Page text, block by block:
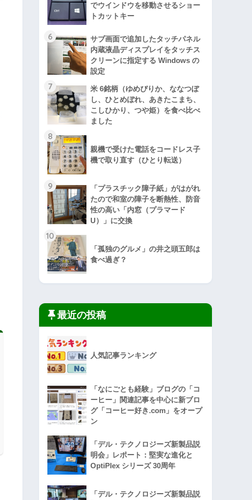
でウインドウを移動させるショー
トカットキー
6
サブ画面で追加したタッチパネル
内蔵液晶ディスプレイをタッチス
クリーンに指定する Windows の
設定
7
米 6銘柄（ゆめぴりか、ななつぼ
し、ひとめぼれ、あきたこまち、
こしひかり、つや姫）を食べ比べ
ました
8
親機で受けた電話をコードレス子
機で取り直す（ひとり転送）
9
「プラスチック障子紙」がはがれ
たので和室の障子を断熱性、防音
性の高い「内窓（プラマード
U）」に交換
10
「孤独のグルメ」の井之頭五郎は
食べ過ぎ？
最近の投稿
人気記事ランキング
「なにごとも経験」ブログの「コ
ーヒー」関連記事を中心に新ブロ
グ「コーヒー好き.com」をオープ
ン
「デル・テクノロジーズ新製品説
明会」レポート：堅実な進化と
OptiPlex シリーズ 30周年
「デル・テクノロジーズ新製品説